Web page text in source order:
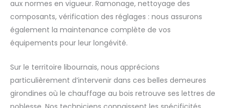
aux normes en vigueur. Ramonage, nettoyage des
composants, vérification des réglages : nous assurons
également la maintenance complète de vos
équipements pour leur longévité.
Sur le territoire libournais, nous apprécions
particulièrement d’intervenir dans ces belles demeures
girondines où le chauffage au bois retrouve ses lettres de